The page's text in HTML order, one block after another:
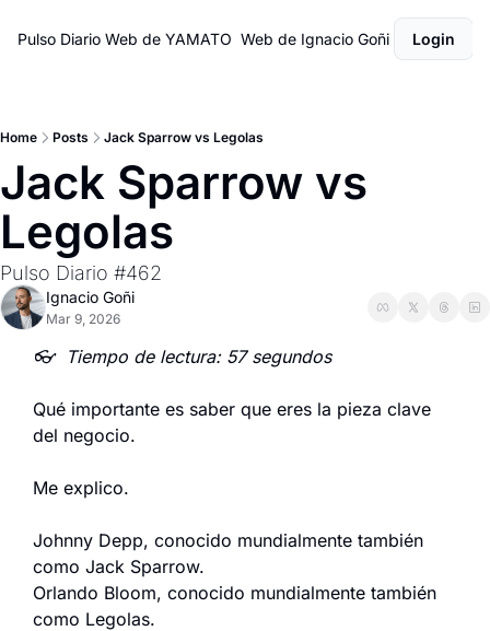
Pulso Diario Web de YAMATO Web de Ignacio Goñi Login
Home Posts Jack Sparrow vs Legolas
Jack Sparrow vs
Legolas
Pulso Diario #462
Ignacio Goñi
Mar 9, 2026
👓  Tiempo de lectura: 57 segundos
Qué importante es saber que eres la pieza clave
del negocio.
Me explico.
Johnny Depp, conocido mundialmente también
como Jack Sparrow.
Orlando Bloom, conocido mundialmente también
como Legolas.